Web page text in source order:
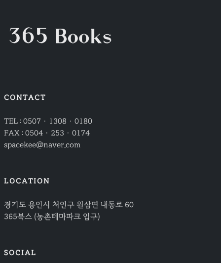
CONTACT
TEL : 0507 · 1308 · 0180
FAX : 0504 · 253 · 0174
spacekee@naver.com
LOCATION
경기도 용인시 처인구 원삼면 내동로 60
365북스 (농촌테마파크 입구)
SOCIAL